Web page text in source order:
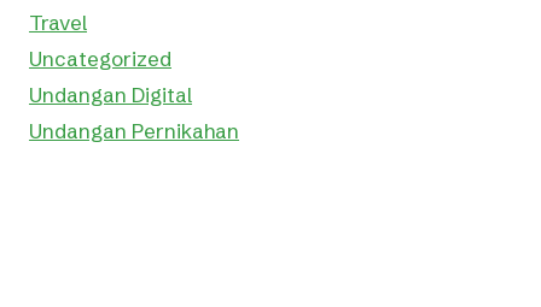
Travel
Uncategorized
Undangan Digital
Undangan Pernikahan